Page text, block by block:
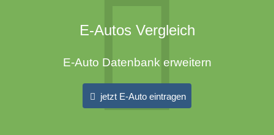
E-Autos Vergleich
E-Auto Datenbank erweitern
jetzt E-Auto eintragen